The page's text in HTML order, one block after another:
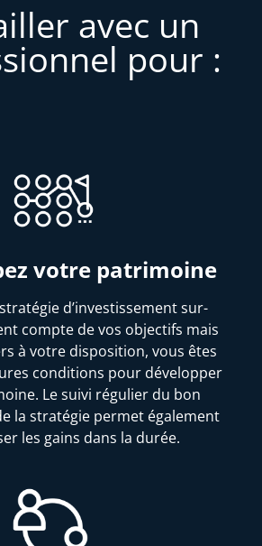
avec un
pour :
votre patrimoine
d’investissement sur-
compte de vos objectifs mais
à votre disposition, vous êtes
conditions pour développer
Le suivi régulier du bon
la stratégie permet également
les gains dans la durée.